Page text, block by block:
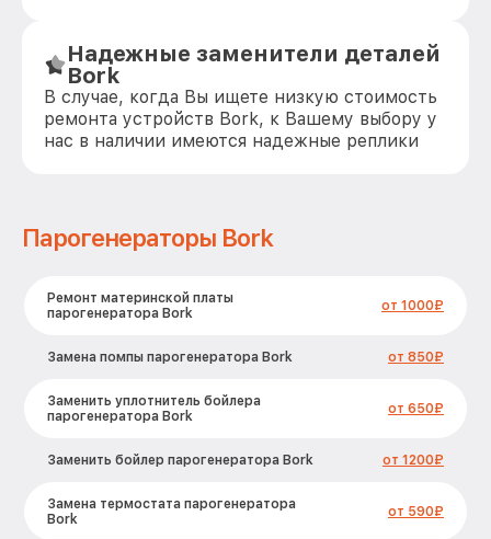
Надежные заменители деталей
Bork
В случае, когда Вы ищете низкую стоимость
ремонта устройств Bork, к Вашему выбору у
нас в наличии имеются надежные реплики
Парогенераторы Bork
Ремонт материнской платы
парогенератора Bork
от 1000₽
Замена помпы парогенератора Bork от 850₽
Заменить уплотнитель бойлера
парогенератора Bork
от 650₽
Заменить бойлер парогенератора Bork от 1200₽
Замена термостата парогенератора
Bork
от 590₽